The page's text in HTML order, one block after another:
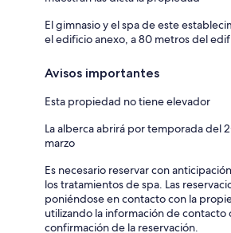
El gimnasio y el spa de este
el edificio anexo, a 80 metros del
Avisos importantes
Esta propiedad no tiene elevador
La alberca abrirá por temporada del
marzo
Es necesario reservar con
los tratamientos de spa. Las
poniéndose en contacto con la
utilizando la información de contacto
confirmación de la reservación.